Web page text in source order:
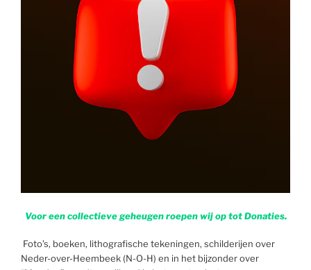
Voor een collectieve geheugen roepen wij op tot Donaties.
Foto’s, boeken, lithografische tekeningen, schilderijen over
Neder-over-Heembeek (N-O-H) en in het bijzonder over